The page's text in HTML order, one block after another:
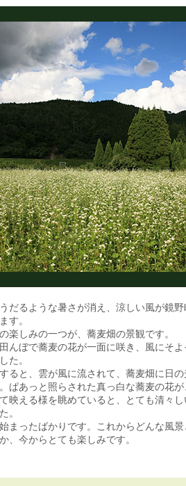
だるような暑さが消え、涼しい風が鏡
す。
楽しみの一つが、蕎麦畑の景観です。
んぼで蕎麦の花が一面に咲き、風にそ
た。
ると、雲が風に流されて、蕎麦畑に日
ぱあっと照らされた真っ白な蕎麦の花
映える様を眺めていると、とても清々
。
まったばかりです。これからどんな風
、今からとても楽しみです。